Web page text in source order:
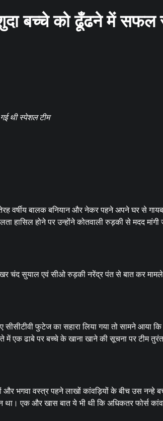
बच्चे को ढूँढने में सफल
थी स्पेशल टीम
तेरह वर्षीय बालक बनियान और नेकर पहने अपने घर से
होने पर उन्होंने कोतवाली रुड़की से मदद
चंद सुयाल एवं सीओ रुड़की नरेंद्र पंत से बात कर
फुटेज का सहारा लिया गया तो सामने आया
एक ढाबे पर बच्चे के खाना खाने की सूचना पर टीम
भगवा वस्त्र पहने लाखों कांवड़ियों के बीच उस नन्हे
था। एक और खास बात ये भी थी कि अधिकतर फोर्स